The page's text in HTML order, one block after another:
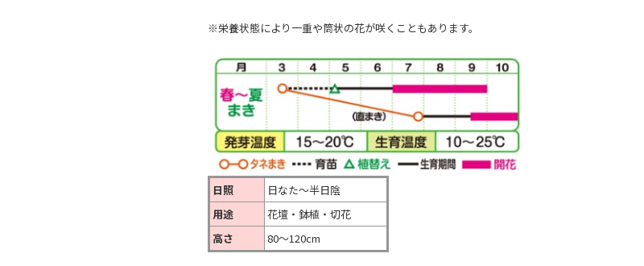
※栄養状態により一重や筒状の花が咲くこともあります。
日照
日なた～半日陰
用途
花壇・鉢植・切花
高さ
80～120cm